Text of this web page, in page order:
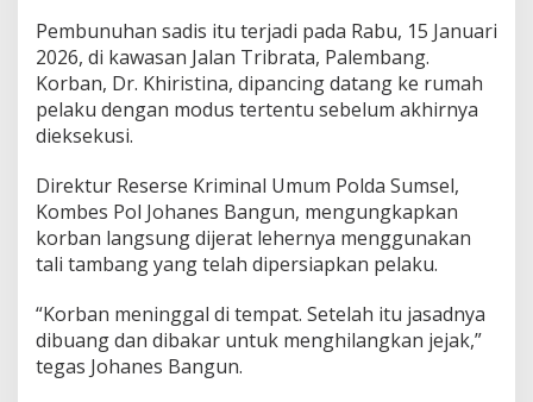
,
l
a
l
u
b
a
k
a
r
e
m
H
Pembunuhan sadis itu terjadi pada Rabu, 15 Januari
2026, di kawasan Jalan Tribrata, Palembang.
Korban, Dr. Khiristina, dipancing datang ke rumah
pelaku dengan modus tertentu sebelum akhirnya
dieksekusi.
Direktur Reserse Kriminal Umum Polda Sumsel,
Kombes Pol Johanes Bangun, mengungkapkan
korban langsung dijerat lehernya menggunakan
tali tambang yang telah dipersiapkan pelaku.
“Korban meninggal di tempat. Setelah itu jasadnya
dibuang dan dibakar untuk menghilangkan jejak,”
tegas Johanes Bangun.